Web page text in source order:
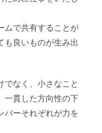
ムで共有することが
も良いものが生み出
でなく、小さなこと
一貫した方向性の下
バーそれぞれが力を